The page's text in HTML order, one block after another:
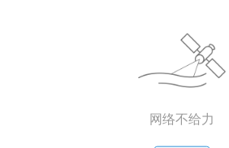
网络不给力